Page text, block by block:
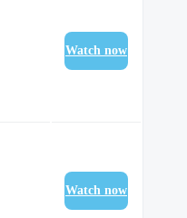
Watch now
Watch now